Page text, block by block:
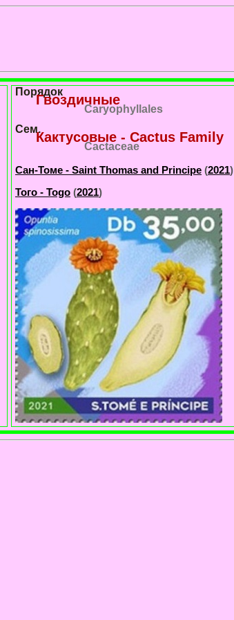
Порядок
Гвоздичные
Caryophyllales
Сем.
Кактусовые - Cactus Family
Cactaceae
Сан-Томе - Saint Thomas and Principe (2021)
Того - Togo (2021)